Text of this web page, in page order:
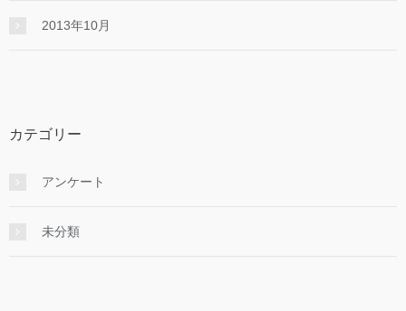
2013年10月
カテゴリー
アンケート
未分類